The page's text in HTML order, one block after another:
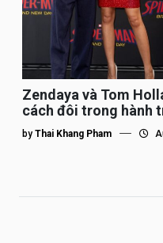
Zendaya và Tom
cách đôi trong hành
by Thai Khang Pham